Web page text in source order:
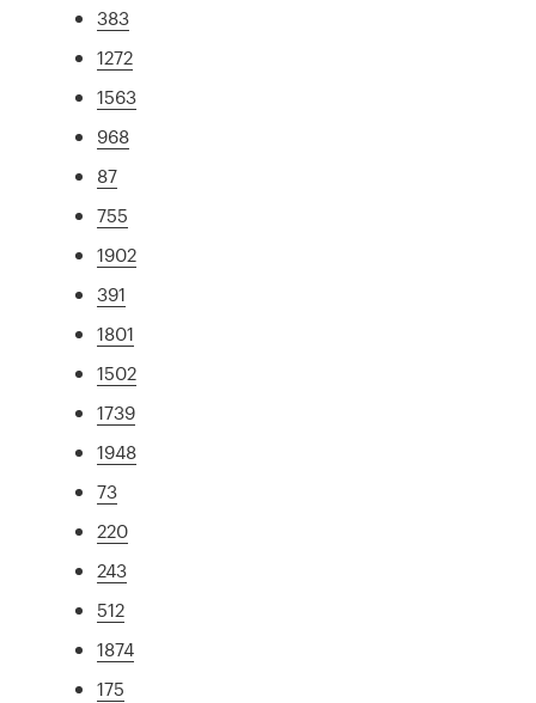
383
1272
1563
968
87
755
1902
391
1801
1502
1739
1948
73
220
243
512
1874
175